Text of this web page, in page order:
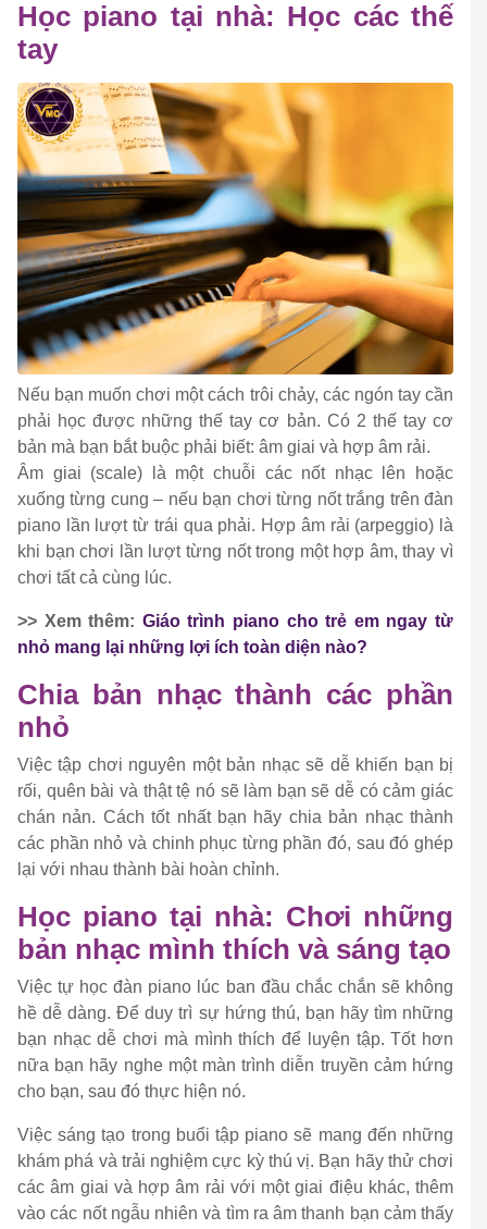
Học piano tại nhà: Học các thế
tay
Nếu bạn muốn chơi một cách trôi chảy, các ngón tay cần
phải học được những thế tay cơ bản. Có 2 thế tay cơ
bản mà bạn bắt buộc phải biết: âm giai và hợp âm rải.
Âm giai (scale) là một chuỗi các nốt nhạc lên hoặc
xuống từng cung – nếu bạn chơi từng nốt trắng trên đàn
piano lần lượt từ trái qua phải. Hợp âm rải (arpeggio) là
khi bạn chơi lần lượt từng nốt trong một hợp âm, thay vì
chơi tất cả cùng lúc.
>> Xem thêm: Giáo trình piano cho trẻ em ngay từ
nhỏ mang lại những lợi ích toàn diện nào?
Chia bản nhạc thành các phần
nhỏ
Việc tập chơi nguyên một bản nhạc sẽ dễ khiến bạn bị
rối, quên bài và thật tệ nó sẽ làm bạn sẽ dễ có cảm giác
chán nản. Cách tốt nhất bạn hãy chia bản nhạc thành
các phần nhỏ và chinh phục từng phần đó, sau đó ghép
lại với nhau thành bài hoàn chỉnh.
Học piano tại nhà: Chơi những
bản nhạc mình thích và sáng tạo
Việc tự học đàn piano lúc ban đầu chắc chắn sẽ không
hề dễ dàng. Để duy trì sự hứng thú, bạn hãy tìm những
bạn nhạc dễ chơi mà mình thích để luyện tập. Tốt hơn
nữa bạn hãy nghe một màn trình diễn truyền cảm hứng
cho bạn, sau đó thực hiện nó.
Việc sáng tạo trong buổi tập piano sẽ mang đến những
khám phá và trải nghiệm cực kỳ thú vị. Bạn hãy thử chơi
các âm giai và hợp âm rải với một giai điệu khác, thêm
vào các nốt ngẫu nhiên và tìm ra âm thanh bạn cảm thấy